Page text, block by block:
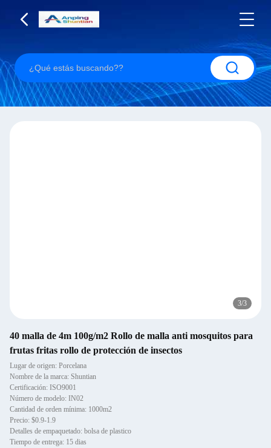
3/3
40 malla de 4m 100g/m2 Rollo de malla anti mosquitos para
frutas fritas rollo de protección de insectos
Lugar de origen: Porcelana
Nombre de la marca: Shuntian
Certificación: ISO9001
Número de modelo: IN02
Cantidad de orden mínima: 1000m2
Precio: $0.9-1.9
Detalles de empaquetado: bolsa de plastico
Tiempo de entrega: 15 dias